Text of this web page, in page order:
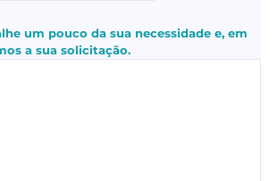
um pouco da sua necessidade e, em
a sua solicitação.